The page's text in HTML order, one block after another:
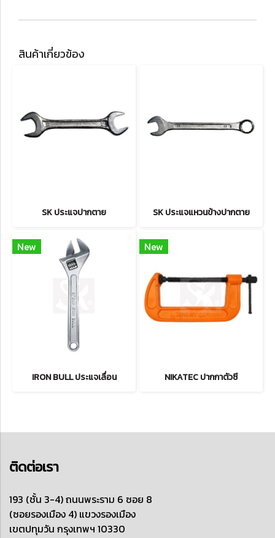
สินค้าเกี่ยวข้อง
SK ประแจปากตาย SK ประแจแหวนข้างปากตาย
New
IRON BULL ประแจเลื่อน
New
NIKATEC ปากกาตัวซี
ติดต่อเรา
193 (ชั้น 3-4) ถนนพระราม 6 ซอย 8
(ซอยรองเมือง 4) แขวงรองเมือง
เขตปทุมวัน กรุงเทพฯ 10330